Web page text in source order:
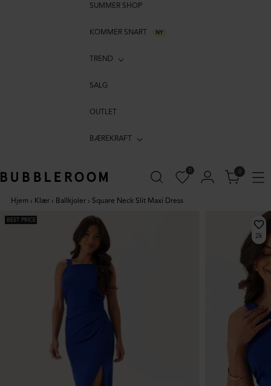
SUMMER SHOP
KOMMER SNART NY
TREND
SALG
OUTLET
BÆREKRAFT
0 0
Hjem › Klær › Ballkjoler › Square Neck Slit Maxi Dress
2k
BEST PRICE